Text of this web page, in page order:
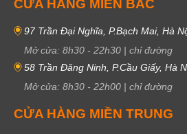
CỬA HÀNG MIỀN BẮC
97 Trần Đại Nghĩa, P.Bạch Mai, Hà
Mở cửa: 8h30 - 22h30 | chỉ đường
58 Trần Đăng Ninh, P.Cầu Giấy, Hà
Mở cửa: 8h30 - 22h00 | chỉ đường
CỬA HÀNG MIỀN TRUNG